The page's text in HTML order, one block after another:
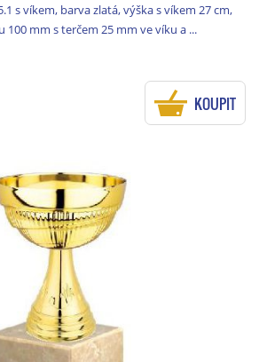
s víkem, barva zlatá, výška s víkem 27 cm,
100 mm s terčem 25 mm ve víku a ...
KOUPIT